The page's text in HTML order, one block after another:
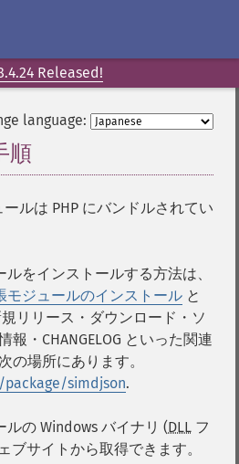
Released!
language:
順
ルは PHP にバンドルされてい
ルをインストールする方法は、
モジュールのインストール と
リリース・ダウンロード・ソ
報・CHANGELOG といった関連
の場所にあります。
simdjson.
ルの Windows バイナリ (DLL フ
ブサイトから取得できます。